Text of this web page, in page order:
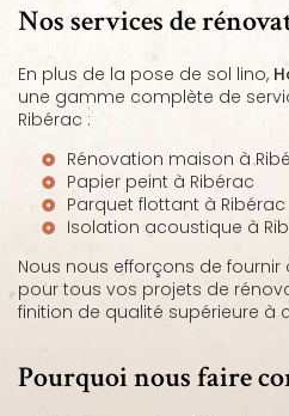
Nos services de
En plus de la pose de sol lino,
une gamme complète de
Ribérac :
Rénovation maison à
Papier peint à Ribérac
Parquet flottant à Ribérac
Isolation acoustique à
Nous nous efforçons de
pour tous vos projets de
finition de qualité supérieure à
Pourquoi nous faire